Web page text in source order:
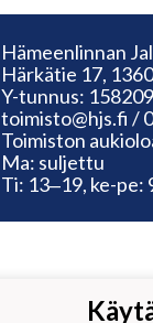
Hämeenlinnan
Härkätie 17,
Y-tunnus:
toimisto@hjs.fi /
Toimiston
Ma: suljettu
Ti: 13‒19, ke-pe: